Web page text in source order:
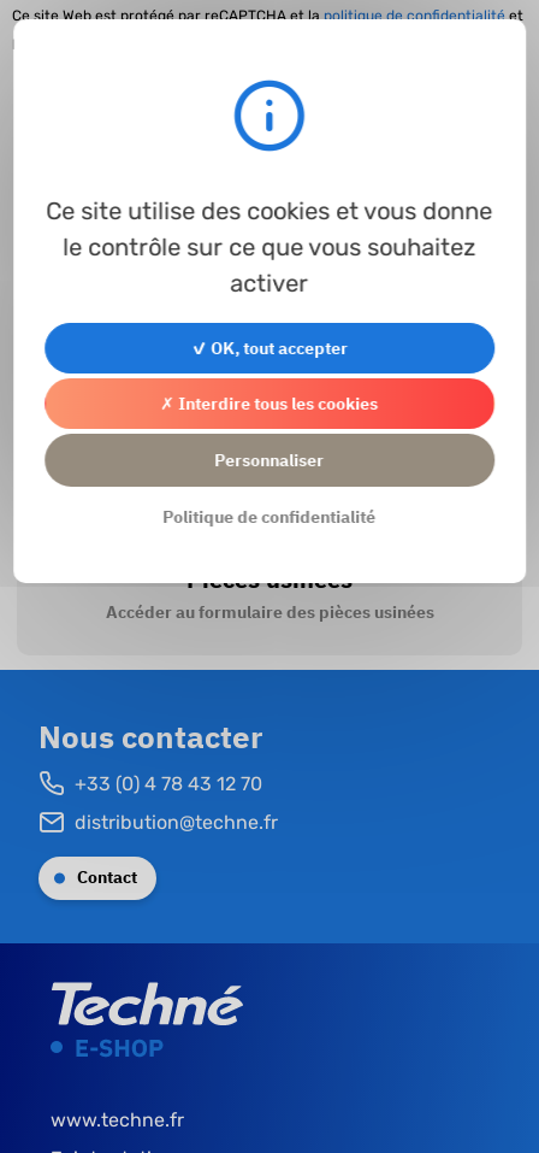
Ce site Web est protégé par reCAPTCHA et lapolitique de confidentialitéet
les
Accéder au formulaire de contact
Comment s'inscrire ?
Accéder aux instructions
Pièces usinées
Accéder au formulaire des pièces usinées
Nous contacter
+33 (0) 4 78 43 12 70
distribution@techne.fr
Contact
www.techne.fr
Ce site utilise des cookies et vous donne
le contrôle sur ce que vous souhaitez
activer
✓ OK, tout accepter
✗ Interdire tous les cookies
Personnaliser
Politique de confidentialité